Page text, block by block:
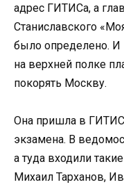
адрес ГИТИСа, а
Станиславского
было определено.
на верхней полке
покорять Москву.
Она пришла в ГИТИС
экзамена. В
а туда входили
Михаил Тарханов,